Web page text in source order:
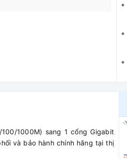
1000M) sang 1 cổng Gigabit
và bảo hành chính hãng tại thị